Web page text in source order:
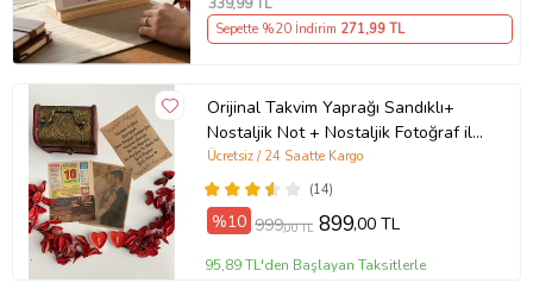
Sepette %20 İndirim 271,99 TL
Orijinal Takvim Yaprağı Sandıklı+
Nostaljik Not + Nostaljik Fotoğraf ile
birlikte UNUTULMAYACAK BİR
HEDİYE
(14)
Ücretsiz / 24 Saatte Kargo
%10 999,00 TL 899,00 TL
95,89 TL'den Başlayan Taksitlerle